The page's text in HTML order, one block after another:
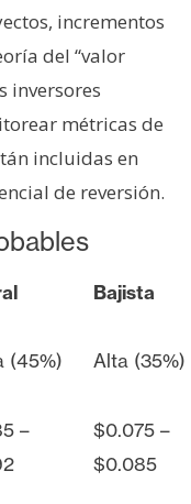
incrementos
del “valor
inversores
métricas de
incluidas en
de reversión.
Bajista
(45%) Alta (35%)
–
$0.075 –
$0.085